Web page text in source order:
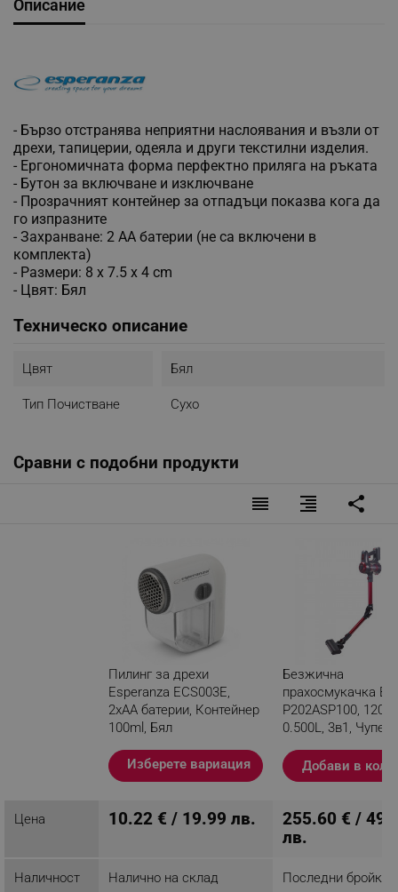
Описание
- Бързо отстранява неприятни наслоявания и възли от
дрехи, тапицерии, одеяла и други текстилни изделия.
- Ергономичната форма перфектно приляга на ръката
- Бутон за включване и изключване
- Прозрачният контейнер за отпадъци показва кога да
го изпразните
- Захранване: 2 АА батерии (не са включени в
комплекта)
- Размери: 8 x 7.5 x 4 сm
- Цвят: Бял
Техническо описание
Цвят Бял
Тип Почистване Сухо
Сравни с подобни продукти
reorder format_align_right share
Пилинг за дрехи
Esperanza ECS003E,
2xAA батерии, Контейнер
100ml, Бял
Разглеждате този
продукт
Изберете вариация
Безжична
прахосмукачка
P202ASP100, 120W,
0.500L, 3в1,
Добави в
Цена 10.22 € / 19.99 лв.
255.60 € /
лв.
Наличност Налично на склад Последни бройки